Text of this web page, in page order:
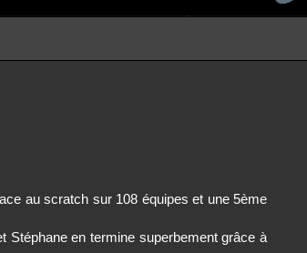
au scratch sur 108 équipes et une 5ème
Stéphane en termine superbement grâce à